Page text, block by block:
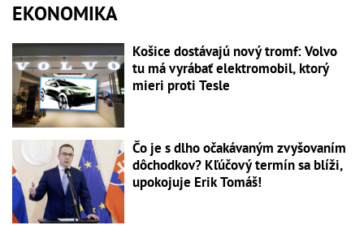
EKONOMIKA
Košice dostávajú nový tromf: Volvo
tu má vyrábať elektromobil, ktorý
mieri proti Tesle
Čo je s dlho očakávaným zvyšovaním
dôchodkov? Kľúčový termín sa blíži,
upokojuje Erik Tomáš!